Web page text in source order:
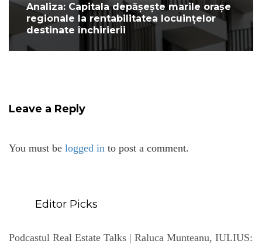
Analiza: Capitala depășește marile orașe
regionale la rentabilitatea locuințelor
destinate închirierii
Leave a Reply
You must be logged in to post a comment.
Editor Picks
Podcastul Real Estate Talks | Raluca Munteanu, IULIUS: